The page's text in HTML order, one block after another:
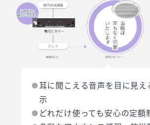
耳に聞こえる音声を目に見え
示
どれだけ使っても安心の定額